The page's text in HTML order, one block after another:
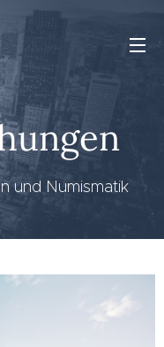
und Numismatik